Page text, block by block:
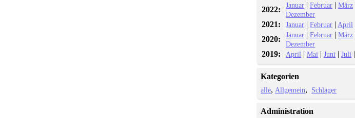
2022: Januar |Februar |März
Dezember
2021: Januar |Februar | April
2020: Januar |Februar |März
Dezember
2019: April |Mai |Juni |Juli |
Kategorien
alle Allgemein Schlager
Administration